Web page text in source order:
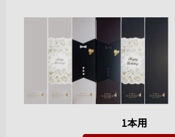
1本用